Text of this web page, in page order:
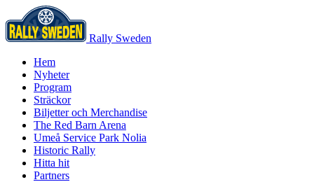
Rally Sweden
Hem
Nyheter
Program
Sträckor
Biljetter och Merchandise
The Red Barn Arena
Umeå Service Park Nolia
Historic Rally
Hitta hit
Partners